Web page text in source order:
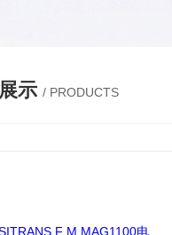
示 / PRODUCTS